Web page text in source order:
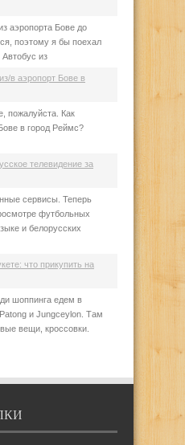
аэропорта Бове до
поэтому я бы поехал
из
в аэропорт Бове в
пожалуйста. Как
в город Реймс?
телевидение за
сервисы. Теперь
футбольных
и белорусских
что прикупить на
шоппинга едем в
и Jungceylon. Там
вещи, кроссовки.